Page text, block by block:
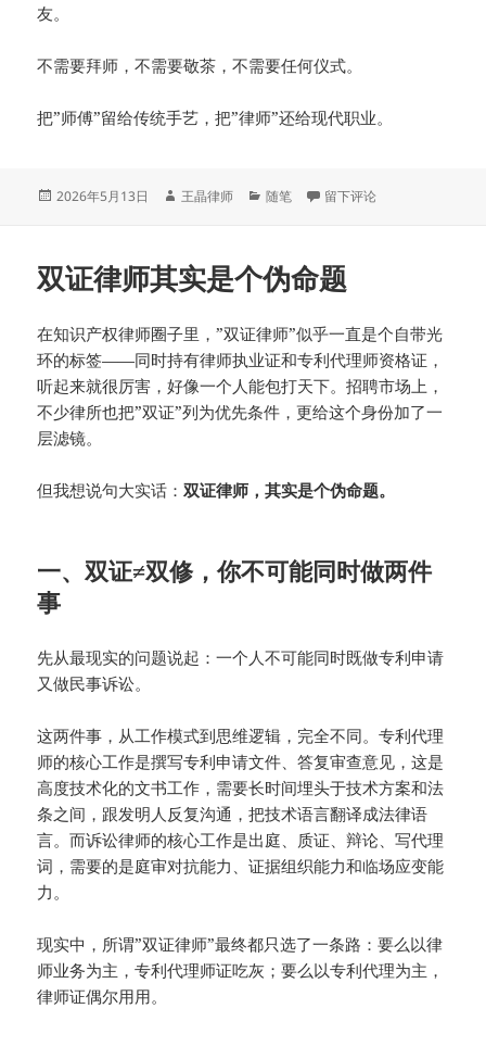
友。
不需要拜师，不需要敬茶，不需要任何仪式。
把”师傅”留给传统手艺，把”律师”还给现代职业。
发
2026年5月13日
作
王晶律师
分
随笔 于律师行业现在还有人喊师
留下评论
双证律师其实是个伪命题
在知识产权律师圈子里，”双证律师”似乎一直是个自带光
环的标签——同时持有律师执业证和专利代理师资格证，
听起来就很厉害，好像一个人能包打天下。招聘市场上，
不少律所也把”双证”列为优先条件，更给这个身份加了一
层滤镜。
但我想说句大实话：双证律师，其实是个伪命题。
一、双证≠双修，你不可能同时做两件
事
先从最现实的问题说起：一个人不可能同时既做专利申请
又做民事诉讼。
这两件事，从工作模式到思维逻辑，完全不同。专利代理
师的核心工作是撰写专利申请文件、答复审查意见，这是
高度技术化的文书工作，需要长时间埋头于技术方案和法
条之间，跟发明人反复沟通，把技术语言翻译成法律语
言。而诉讼律师的核心工作是出庭、质证、辩论、写代理
词，需要的是庭审对抗能力、证据组织能力和临场应变能
力。
现实中，所谓”双证律师”最终都只选了一条路：要么以律
师业务为主，专利代理师证吃灰；要么以专利代理为主，
律师证偶尔用用。